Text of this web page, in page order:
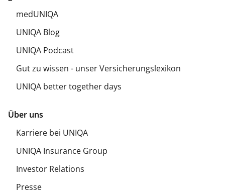
medUNIQA
UNIQA Blog
UNIQA Podcast
Gut zu wissen - unser Versicherungslexikon
UNIQA better together days
Über uns
Karriere bei UNIQA
UNIQA Insurance Group
Investor Relations
Presse